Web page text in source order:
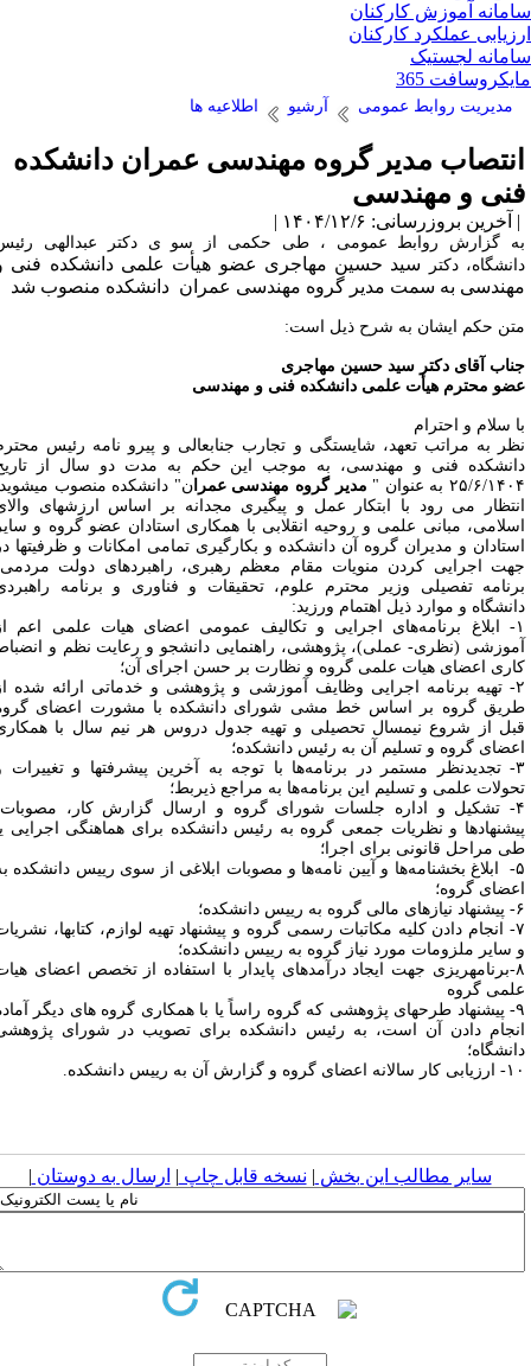
آموزش کارکنان
عملکرد کارکنان
لجستیک
365
مدیریت روابط عمومی آرشیو اطلاعیه ها
مدیر گروه مهندسی عمران دانشکده
و مهندسی
بروزرسانی: ۱۴۰۴/۱۲/۶ |
گزارش روابط عمومی ، طی حکمی از سو ی دکتر عبدالهی رئیس
دکتر
سید حسین مهاجری عضو هیأت علمی دانشکده فنی و
به سمت مدیر گروه مهندسی عمران دانشکده منصوب شد
حکم ایشان به شرح ذیل است:
آقای دکتر سید حسین مهاجری
محترم هیأت علمی دانشکده فنی و مهندسی
سلام و احترام
به مراتب تعهد، شایستگی و تجارب جنابعالی و پیرو نامه رئیس محترم
فنی و مهندسی، به موجب این حکم به مدت دو سال از تاریخ
۶/۱۴۰۴ به عنوان "
مدیر گروه مهندسی عمران" دانشکده منصوب می­شوید.
می رود با ابتکار عمل و پیگیری مجدانه بر اساس ارزش­های والای
مبانی علمی و روحیه انقلابی با همکاری استادان عضو گروه و سایر
و مدیران گروه آن دانشکده و بکارگیری تمامی امکانات و ظرفیت­ها در
اجرایی کردن منویات مقام معظم رهبری، راهبردهای دولت مردمی،
تفصیلی وزیر محترم علوم، تحقیقات و فناوری و برنامه راهبردی
و موارد ذیل اهتمام ورزید:
۱- ابلاغ برنامه‌های اجرایی و تکالیف عمومی اعضای هیات علمی اعم از
(نظری- عملی)، پژوهشی، راهنمایی دانشجو و رعایت نظم و انضباط
اعضای هیات علمی گروه و نظارت بر حسن اجرای آن؛
۲- تهیه برنامه اجرایی وظایف آموزشی و پژوهشی و خدماتی ارائه شده از
گروه بر اساس خط مشی شورای دانشکده با مشورت اعضای گروه
از شروع نیمسال تحصیلی و تهیه جدول دروس هر نیم سال با همکاری
گروه و تسلیم آن به رئیس دانشکده؛
۳- تجدیدنظر مستمر در برنامه‌ها با توجه به آخرین پیشرفتها و تغییرات و
علمی و تسلیم این برنامه‌ها به مراجع ذیربط؛
۴- تشکیل و اداره جلسات شورای گروه و ارسال گزارش کار، مصوبات،
و نظریات جمعی گروه به رئیس دانشکده برای هماهنگی اجرایی یا
مراحل قانونی برای اجرا؛
۵- ابلاغ بخشنامه‌ها و آیین ‌نامه‌ها و مصوبات ابلاغی از سوی رییس دانشکده به
گروه؛
۷- انجام دادن کلیه مکاتبات رسمی گروه و پیشنهاد تهیه لوازم، کتاب­ها، نشریات
سایر ملزومات مورد نیاز گروه به رییس دانشکده؛
۸-برنامه­ریزی جهت ایجاد درآمدهای پایدار با استفاده از تخصص اعضای هیات
گروه
۹- پیشنهاد طرحهای پژوهشی که گروه راساً یا با همکاری گروه ‌های دیگر آماده
دادن آن است، به رئیس دانشکده برای تصویب در شورای پژوهشی
و گزارش آن به رییس دانشکده.
سایر مطالب این بخش | نسخه قابل چاپ| ارسال به دوستان|